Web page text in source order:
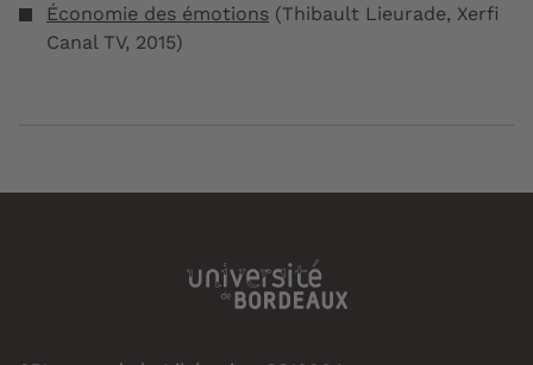
Économie des émotions (Thibault Lieurade, Xerfi
Canal TV, 2015)